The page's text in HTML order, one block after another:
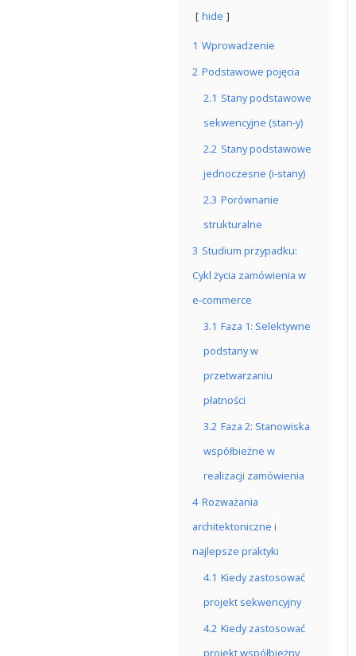
hide
1 Wprowadzenie
2 Podstawowe pojęcia
2.1 Stany podstawowe
sekwencyjne (stan-y)
2.2 Stany podstawowe
jednoczesne (i-stany)
2.3 Porównanie
strukturalne
3 Studium przypadku:
Cykl życia zamówienia w
e-commerce
3.1 Faza 1: Selektywne
podstany w
przetwarzaniu
płatności
3.2 Faza 2: Stanowiska
współbieżne w
realizacji zamówienia
4 Rozważania
architektoniczne i
najlepsze praktyki
4.1 Kiedy zastosować
projekt sekwencyjny
4.2 Kiedy zastosować
projekt współbieżny